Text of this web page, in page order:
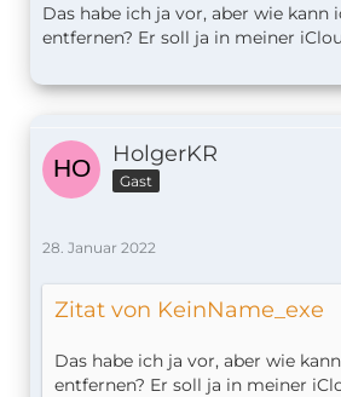
Das habe ich ja vor, aber wie kann
entfernen? Er soll ja in meiner
HolgerKR
Gast
28. Januar 2022
Zitat von KeinName_exe
Das habe ich ja vor, aber wie
entfernen? Er soll ja in meiner